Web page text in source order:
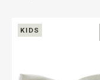
KIDS